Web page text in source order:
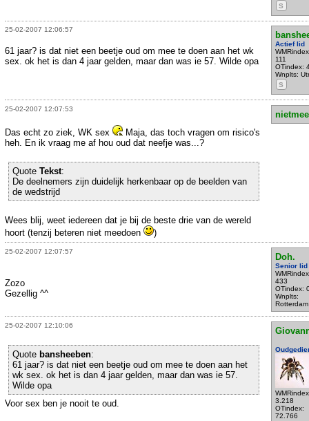
S
25-02-2007 12:06:57
Actief lid
111
OTindex:
Wnplts:
S
61 jaar? is dat niet een beetje oud om mee te doen aan het wk
sex. ok het is dan 4 jaar gelden, maar dan was ie 57. Wilde opa
25-02-2007 12:07:53
Das echt zo ziek, WK sex
Maja, das toch vragen om risico's
heh. En ik vraag me af hou oud dat neefje was...?
Quote Tekst:
De deelnemers zijn duidelijk herkenbaar op de beelden van
de wedstrijd
Wees blij, weet iedereen dat je bij de beste drie van de wereld
hoort (tenzij beteren niet meedoen
)
25-02-2007 12:07:57
Doh.
Senior lid
433
OTindex:
Wnplts:
Rotterdam
Zozo
Gezellig ^^
25-02-2007 12:10:06
3.218
OTindex:
72.766
Quote bansheeben:
61 jaar? is dat niet een beetje oud om mee te doen aan het
wk sex. ok het is dan 4 jaar gelden, maar dan was ie 57.
Wilde opa
Voor sex ben je nooit te oud.